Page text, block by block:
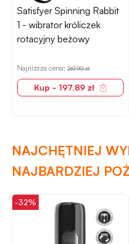
Satisfyer Spinning Rabbit
1 - wibrator króliczek
rotacyjny beżowy
Najniższa cena:267,90 zł
Kup - 197,89 zł
NAJCHĘTNIEJ
NAJBARDZIEJ
-32%